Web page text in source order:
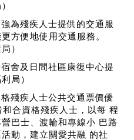
為殘疾人士提供的交通服
方便地使用交通服務。
）
舍及日間社區康復中心提
局）
殘疾人士公共交通票價優
合資格殘疾人士，以每 程
巴士、渡輪和專線小 巴路
動，建立關愛共融 的社